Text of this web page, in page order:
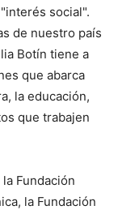
social".
de nuestro país
Botín tiene a
que abarca
la educación,
que trabajen
Fundación
la Fundación